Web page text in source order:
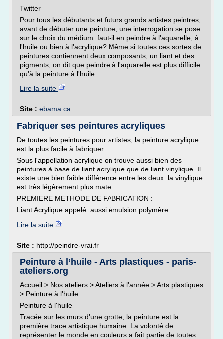
Twitter
Pour tous les débutants et futurs grands artistes peintres,
avant de débuter une peinture, une interrogation se pose
sur le choix du médium: faut-il en peindre à l'aquarelle, à
l'huile ou bien à l'acrylique? Même si toutes ces sortes de
peintures contiennent deux composants, un liant et des
pigments, on dit que peindre à l'aquarelle est plus difficile
qu'à la peinture à l'huile...
Lire la suite
Site : ebama.ca
Fabriquer ses peintures acryliques
De toutes les peintures pour artistes, la peinture acrylique
est la plus facile à fabriquer.
Sous l'appellation acrylique on trouve aussi bien des
peintures à base de liant acrylique que de liant vinylique. Il
existe une bien faible différence entre les deux: la vinylique
est très légèrement plus mate.
PREMIERE METHODE DE FABRICATION :
Liant Acrylique appelé aussi émulsion polymère ...
Lire la suite
Site : http://peindre-vrai.fr
Peinture à l’huile - Arts plastiques - paris-
ateliers.org
Accueil > Nos ateliers > Ateliers à l'année > Arts plastiques
> Peinture à l'huile
Peinture à l'huile
Tracée sur les murs d'une grotte, la peinture est la
première trace artistique humaine. La volonté de
représenter le monde en couleurs a fait partie de toutes